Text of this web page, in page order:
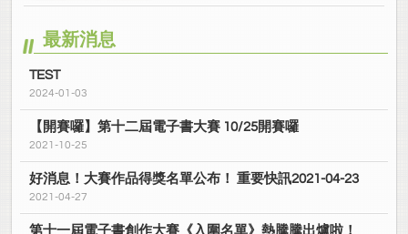
最新消息
TEST
2024-01-03
【開賽囉】第十二屆電子書大賽 10/25開賽囉
2021-10-25
好消息！大賽作品得獎名單公布！ 重要快訊2021-04-23
2021-04-27
第十一屆電子書創作大賽《入圍名單》熱騰騰出爐啦！